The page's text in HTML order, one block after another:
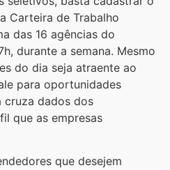
Carteira de Trabalho
das 16 agências do
durante a semana. Mesmo
do dia seja atraente ao
para oportunidades
cruza dados dos
que as empresas
que desejem